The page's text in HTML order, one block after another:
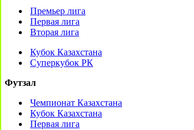
Премьер лига
Первая лига
Вторая лига
Кубок Казахстана
Суперкубок РК
Футзал
Чемпионат Казахстана
Кубок Казахстана
Первая лига